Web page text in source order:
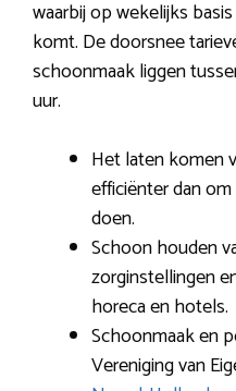
waarbij op wekelijks
komt. De doorsnee
schoonmaak liggen
uur.
Het laten komen
efficiënter dan
doen.
Schoon houden
zorginstellingen
horeca en hotels.
Schoonmaak en
Vereniging van